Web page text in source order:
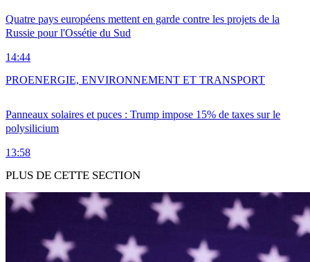
Quatre pays européens mettent en garde contre les projets de la
Russie pour l'Ossétie du Sud
14:44
Panneaux solaires et puces : Trump impose 15% de taxes sur le
polysilicium
13:58
PROENERGIE, ENVIRONNEMENT ET TRANSPORT
PLUS DE CETTE SECTION